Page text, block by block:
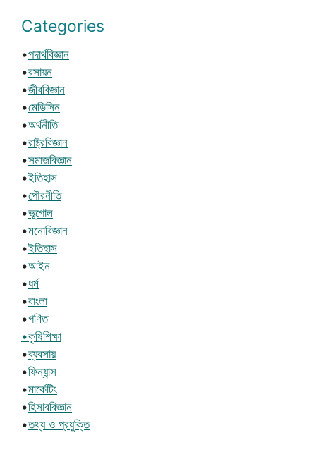
Categories
•পদার্থবিজ্ঞান
•রসায়ন
•জীববিজ্ঞান
•মেডিসিন
•অর্থনীতি
•রাষ্ট্রবিজ্ঞান
•সমাজবিজ্ঞান
•ইতিহাস
•পৌরনীতি
•ভূগোল
•মনোবিজ্ঞান
•ইতিহাস
•আইন
•ধর্ম
•বাংলা
•গণিত
•কৃষিশিক্ষা
•ব্যবসায়
•ফিন্যান্স
•মার্কেটিং
•হিসাববিজ্ঞান
•তথ্য ও প্রযুক্তি